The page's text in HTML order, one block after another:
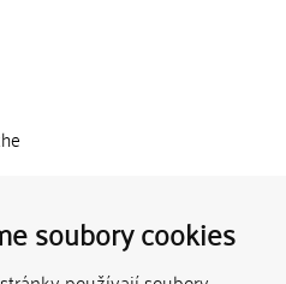
soubory cookies
k